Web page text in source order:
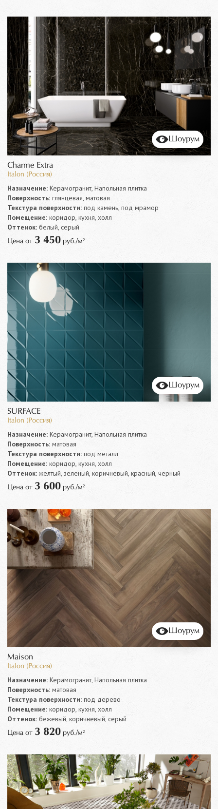
Шоурум
Charme Extra
Italon (Россия)
Назначение: Керамогранит, Напольная плитка
Поверхность: глянцевая, матовая
Текстура поверхности: под камень, под мрамор
Помещение: коридор, кухня, холл
Оттенок: белый, серый
Цена от 3 450 руб./м²
Шоурум
SURFACE
Italon (Россия)
Назначение: Керамогранит, Напольная плитка
Поверхность: матовая
Текстура поверхности: под металл
Помещение: коридор, кухня, холл
Оттенок: желтый, зеленый, коричневый, красный, черный
Цена от 3 600 руб./м²
Шоурум
Maison
Italon (Россия)
Назначение: Керамогранит, Напольная плитка
Поверхность: матовая
Текстура поверхности: под дерево
Помещение: коридор, кухня, холл
Оттенок: бежевый, коричневый, серый
Цена от 3 820 руб./м²